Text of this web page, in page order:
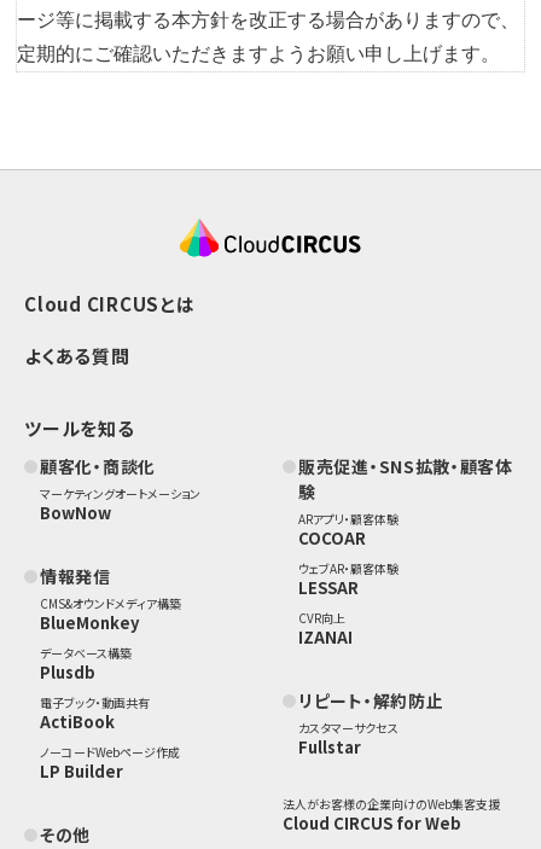
ージ等に掲載する本方針を改正する場合がありますので、
定期的にご確認いただきますようお願い申し上げます。
Cloud CIRCUSとは
よくある質問
ツールを知る
顧客化・商談化
マーケティングオートメーション
BowNow
情報発信
CMS&オウンドメディア構築
BlueMonkey
データベース構築
Plusdb
電子ブック・動画共有
ActiBook
ノーコードWebページ作成
LP Builder
その他
販売促進・SNS拡散・顧客体
験
ARアプリ・顧客体験
COCOAR
ウェブAR・顧客体験
LESSAR
CVR向上
IZANAI
リピート・解約防止
カスタマーサクセス
Fullstar
法人がお客様の企業向けのWeb集客支援
Cloud CIRCUS for Web